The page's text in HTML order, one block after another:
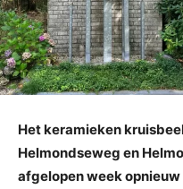
Het keramieken
Helmondseweg en
afgelopen week